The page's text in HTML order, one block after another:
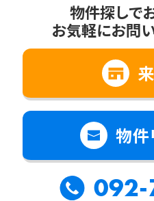
物件探しで
お気軽にお問
物件
092-